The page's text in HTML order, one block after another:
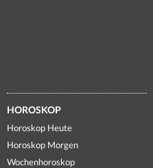
HOROSKOP
Horoskop Heute
Horoskop Morgen
Wochenhoroskop